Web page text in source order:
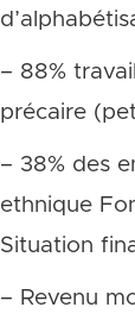
– 88%
précaire
– 38% des
ethnique
Situation
– Revenu